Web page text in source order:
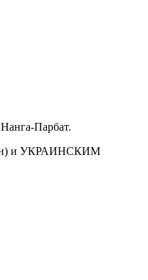
Парбат.
и УКРАИНСКИМ